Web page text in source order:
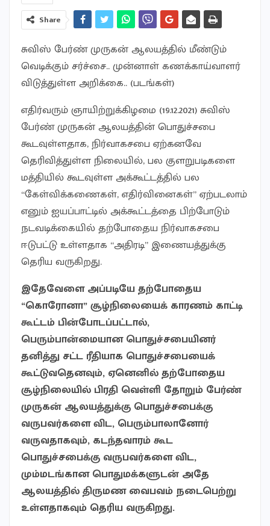
Share
சுவிஸ் பேர்ண் முருகன் ஆலயத்தில் மீண்டும்
வெடிக்கும் சர்ச்சை.. முன்னாள் கணக்காய்வாளர்
விடுத்துள்ள அறிக்கை.. (படங்கள்)
எதிர்வரும் ஞாயிற்றுக்கிழமை (19.12.2021) சுவிஸ்
பேர்ண் முருகன் ஆலயத்தின் பொதுச்சபை
கூடவுள்ளதாக, நிர்வாகசபை ஏற்கனவே
தெரிவித்துள்ள நிலையில், பல குளறுபடிகளை
மத்தியில் கூடவுள்ள அக்கூட்டத்தில் பல
“கேள்விக்கணைகள், எதிர்வினைகள்” ஏற்படலாம்
எனும் ஐயப்பாட்டில் அக்கூட்டத்தை பிற்போடும்
நடவடிக்கையில் தற்போதைய நிர்வாகசபை
ஈடுபட்டு உள்ளதாக “அதிரடி” இணையத்துக்கு
தெரிய வருகிறது.
இதேவேளை அப்படியே தற்போதைய
“கொரோனா” சூழ்நிலையைக் காரணம் காட்டி
கூட்டம் பின்போடப்பட்டால்,
பெரும்பான்மையான பொதுச்சபையினர்
தனித்து சட்ட ரீதியாக பொதுச்சபையைக்
கூட்டுவதெனவும், ஏனெனில் தற்போதைய
சூழ்நிலையில் பிரதி வெள்ளி தோறும் பேர்ண்
முருகன் ஆலயத்துக்கு பொதுச்சபைக்கு
வருபவர்களை விட, பெரும்பாலானோர்
வருவதாகவும், கடந்தவாரம் கூட
பொதுச்சபைக்கு வருபவர்களை விட,
மும்மடங்கான பொதுமக்களுடன் அதே
ஆலயத்தில் திருமண வைபவம் நடைபெற்று
உள்ளதாகவும் தெரிய வருகிறது.